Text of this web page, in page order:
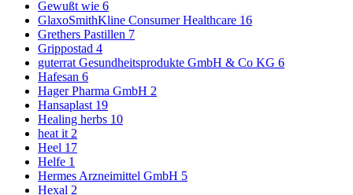
Gewußt wie 6
GlaxoSmithKline Consumer Healthcare 16
Grethers Pastillen 7
Grippostad 4
guterrat Gesundheitsprodukte GmbH & Co KG 6
Hafesan 6
Hager Pharma GmbH 2
Hansaplast 19
Healing herbs 10
heat it2
Heel 17
Helfe 1
Hermes Arzneimittel GmbH 5
Hexal 2